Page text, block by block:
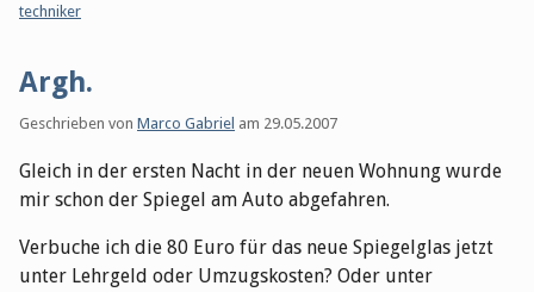
techniker
Argh.
Geschrieben von Marco Gabriel am 29.05.2007
Gleich in der ersten Nacht in der neuen Wohnung wurde
mir schon der Spiegel am Auto abgefahren.
Verbuche ich die 80 Euro für das neue Spiegelglas jetzt
unter Lehrgeld oder Umzugskosten? Oder unter